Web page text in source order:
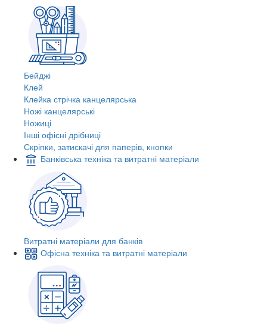
Бейджі
Клей
Клейка стрічка канцелярська
Ножі канцелярські
Ножиці
Інші офісні дрібниці
Скріпки, затискачі для паперів, кнопки
Банківська техніка та витратні матеріали
Витратні матеріали для банків
Офісна техніка та витратні матеріали